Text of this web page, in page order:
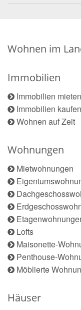
Wohnen im
Immobilien
Immobilien mieten
Immobilien kaufen
Wohnen auf Zeit
Wohnungen
Mietwohnungen
Lofts
Maisonette-
Penthouse-
Möblierte
Häuser